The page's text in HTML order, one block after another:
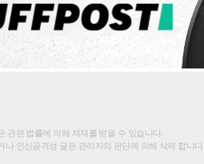
관련 법률에 의해 제재를 받을 수 있습니다.
인신공격성 글은 관리자의 판단에 의해 삭제 합니다.